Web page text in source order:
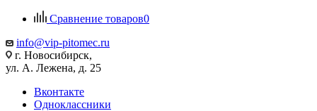
Сравнение товаров0
info@vip-pitomec.ru
г. Новосибирск,
ул. А. Лежена, д. 25
Вконтакте
Одноклассники